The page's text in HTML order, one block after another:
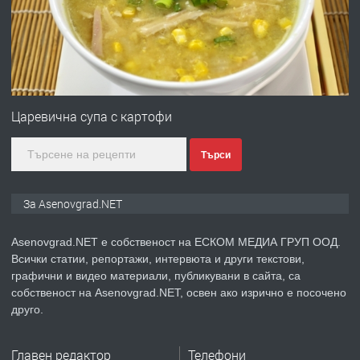
преди 1 година
ПРЕДЛАГА
Професионална зеленчукорезачка
преди 2 години
ПРЕДЛАГА
Давам индивидуалани уроци по
Царевична супа с картофи
Търси
За Asenovgrad.NET
Asenovgrad.NET е собственост на ЕСКОМ МЕДИА ГРУП ООД.
Всички статии, репортажи, интервюта и други текстови,
графични и видео материали, публикувани в сайта, са
собственост на Asenovgrad.NET, освен ако изрично е посочено
друго.
Главен редактор Телефони